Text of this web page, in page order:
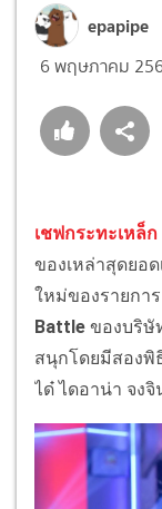
epapipe
6 พฤษภาคม
เชฟกระทะเหล็ก
ของเหล่าสุดยอ
ใหม่ของรายการ
Battle ของบริษั
สนุกโดยมีสองพิ
ได๋ ไดอาน่า จง